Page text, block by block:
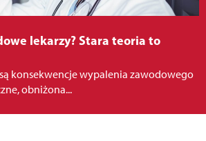
lekarzy? Stara teoria to
konsekwencje wypalenia zawodowego
obniżona...